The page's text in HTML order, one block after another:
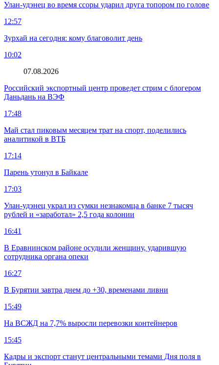
Улан-удэнец во время ссоры ударил друга топором по голове
12:57
Зурхай на сегодня: кому благоволит день
10:02
07.08.2026
Российский экспортный центр проведет стрим с блогером
Даньдань на ВЭФ
17:48
Май стал пиковым месяцем трат на спорт, поделились
аналитикой в ВТБ
17:14
Парень утонул в Байкале
17:03
Улан-удэнец украл из сумки незнакомца в банке 7 тысяч
рублей и «заработал» 2,5 года колонии
16:41
В Еравнинском районе осудили женщину, ударившую
сотрудника органа опеки
16:27
В Бурятии завтра днем до +30, временами ливни
15:49
На ВСЖД на 7,7% выросли перевозки контейнеров
15:45
Кадры и экспорт станут центральными темами Дня поля в